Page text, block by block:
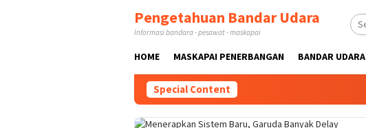
Pengetahuan Bandar Udara
Informasi bandara - pesawat - maskapai
HOME MASKAPAI PENERBANGAN BANDAR UDARA
Special Content